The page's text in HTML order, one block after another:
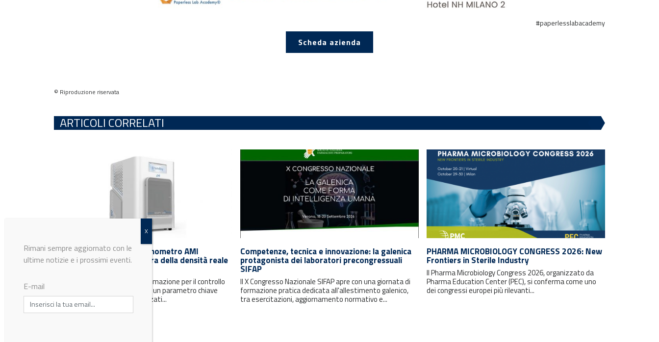
#paperlesslabacademy
Scheda azienda
© Riproduzione riservata
ARTICOLI CORRELATI
Qi srl presenta il nuovo picnometro AMI
DensiPyc 1000 per la misura della densità reale
Ripetibilità, accuratezza e automazione per il controllo
della densità reale delle polveri, un parametro chiave
nello sviluppo di materiali avanzati...
Competenze, tecnica e innovazione: la galenica
protagonista dei laboratori precongressuali
SIFAP
Il X Congresso Nazionale SIFAP apre con una giornata di
formazione pratica dedicata all'allestimento galenico,
tra esercitazioni, aggiornamento normativo e...
PHARMA MICROBIOLOGY CONGRESS 2026: New
Frontiers in Sterile Industry
Il Pharma Microbiology Congress 2026, organizzato da
Pharma Education Center (PEC), si conferma come uno
dei congressi europei più rilevanti...
Rimani sempre aggiornato con le
ultime notizie e i prossimi eventi.
E-mail